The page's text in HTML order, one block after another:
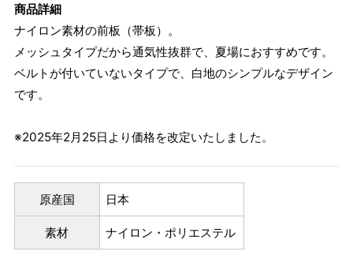
商品詳細
ナイロン素材の前板（帯板）。
メッシュタイプだから通気性抜群で、夏場におすすめです。
ベルトが付いていないタイプで、白地のシンプルなデザイン
です。
※2025年2月25日より価格を改定いたしました。
原産国 日本
素材 ナイロン・ポリエステル